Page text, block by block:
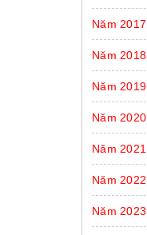
Năm 2017
Năm 2018
Năm 2019
Năm 2020
Năm 2021
Năm 2022
Năm 2023